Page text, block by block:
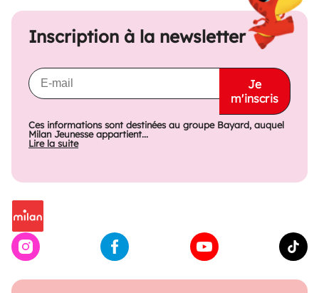
Inscription à la newsletter
Je
m'inscris
Ces informations sont destinées au groupe Bayard, auquel
Milan Jeunesse appartient...
Lire la suite